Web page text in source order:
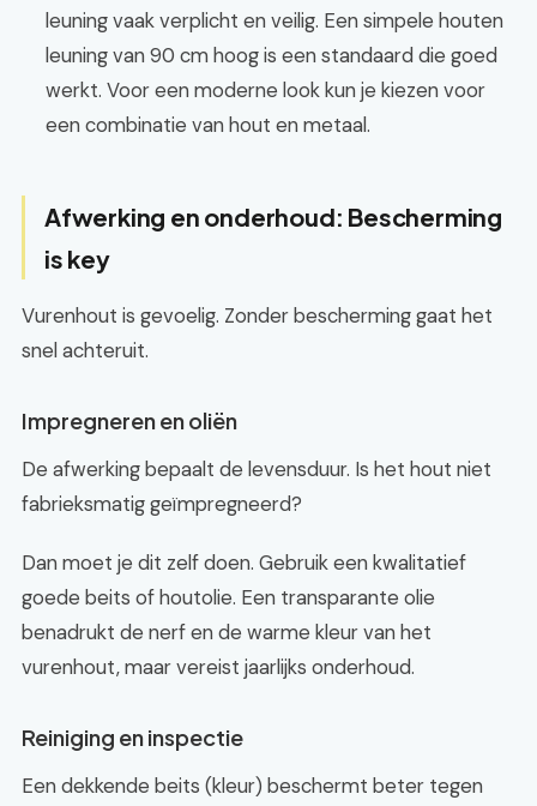
leuning vaak verplicht en veilig. Een simpele houten
leuning van 90 cm hoog is een standaard die goed
werkt. Voor een moderne look kun je kiezen voor
een combinatie van hout en metaal.
Afwerking en onderhoud: Bescherming
is key
Vurenhout is gevoelig. Zonder bescherming gaat het
snel achteruit.
Impregneren en oliën
De afwerking bepaalt de levensduur. Is het hout niet
fabrieksmatig geïmpregneerd?
Dan moet je dit zelf doen. Gebruik een kwalitatief
goede beits of houtolie. Een transparante olie
benadrukt de nerf en de warme kleur van het
vurenhout, maar vereist jaarlijks onderhoud.
Reiniging en inspectie
Een dekkende beits (kleur) beschermt beter tegen